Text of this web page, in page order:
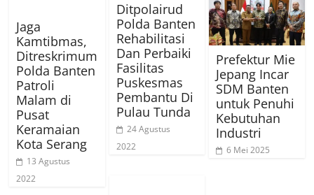
Jaga
Kamtibmas,
Ditreskrimum
Polda Banten
Patroli
Malam di
Pusat
Keramaian
Kota Serang
13 Agustus
2022
Ditpolairud
Polda Banten
Rehabilitasi
Dan Perbaiki
Fasilitas
Puskesmas
Pembantu Di
Pulau Tunda
24 Agustus
2022
Prefektur Mie
Jepang Incar
SDM Banten
untuk Penuhi
Kebutuhan
Industri
6 Mei 2025